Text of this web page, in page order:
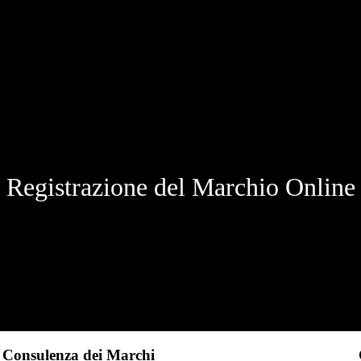
Registrazione del Marchio Online
Consulenza dei Marchi